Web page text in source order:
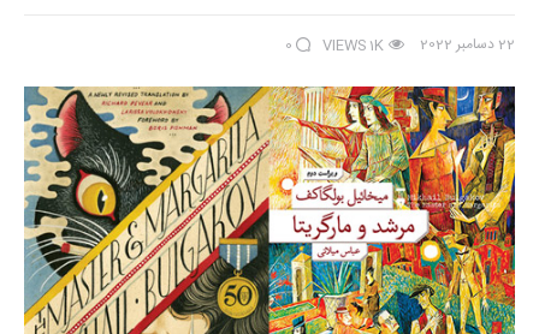
از اقالیم دگر
درباره ما
22 دسامبر 2022 1K
VIEWS
0